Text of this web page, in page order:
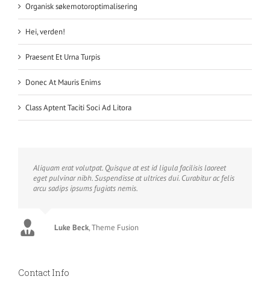
Organisk søkemotoroptimalisering
Hei, verden!
Praesent Et Urna Turpis
Donec At Mauris Enims
Class Aptent Taciti Soci Ad Litora
Aliquam erat volutpat. Quisque at est id ligula facilisis laoreet
eget pulvinar nibh. Suspendisse at ultrices dui. Curabitur ac felis
arcu sadips ipsums fugiats nemis.
Luke Beck,Theme Fusion
Contact Info